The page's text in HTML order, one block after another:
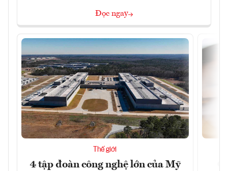
Đọc ngay
Thế giới
4 tập đoàn công nghệ lớn của Mỹ